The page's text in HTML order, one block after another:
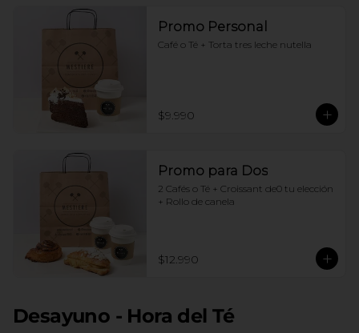
Promo Personal
Café o Té + Torta tres leche nutella
$9.990
Promo para Dos
2 Cafés o Té + Croissant de0 tu elección
+ Rollo de canela
$12.990
Desayuno - Hora del Té